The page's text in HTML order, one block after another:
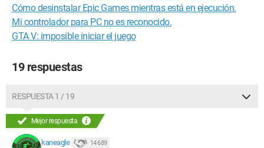
Cómo desinstalar Epic Games mientras está en ejecución.
Mi controlador para PC no es reconocido.
GTA V: imposible iniciar el juego
19 respuestas
RESPUESTA 1 / 19
Mejor respuesta
kaneagle 14 689